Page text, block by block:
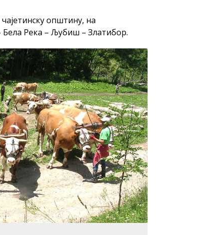
општину, на
Бела Река – Љубиш – Златибор.